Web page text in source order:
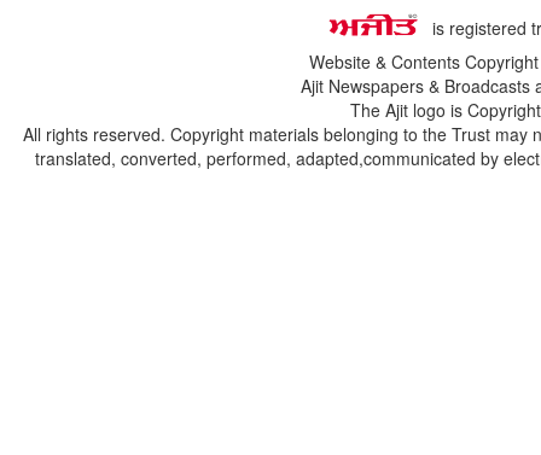
is registered
Website & Contents
Ajit Newspapers &
The Ajit logo is
All rights reserved. Copyright materials belonging to the Trust
translated, converted, performed, adapted,communicated by